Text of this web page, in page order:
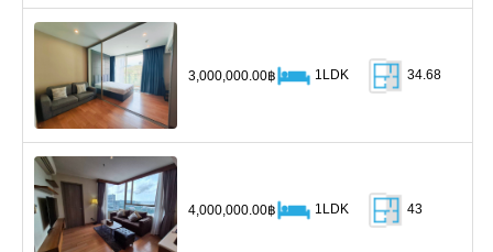
3,000,000.00฿ 1LDK 34.68
4,000,000.00฿ 1LDK 43